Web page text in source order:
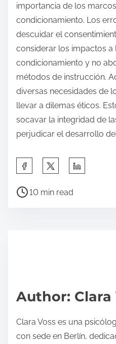
importancia de los
condicionamiento. Los
descuidar el
considerar los impactos a
condicionamiento y no
métodos de instrucción.
diversas necesidades de
llevar a dilemas éticos.
socavar la integridad de
perjudicar el desarrollo
a
p
s
t
P
t
10 min read
Author: Clara
Clara Voss es una
con sede en Berlín,